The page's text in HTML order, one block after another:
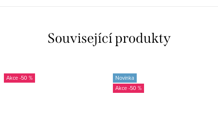
Související produkty
-50 %
Novinka
-50 %